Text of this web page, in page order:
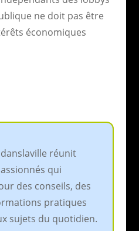
ne doit pas être
économiques
réunit
qui
des conseils, des
pratiques
sujets du quotidien.